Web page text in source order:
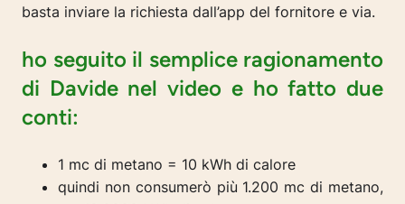
basta inviare la richiesta dall’app del fornitore e via.
ho seguito il semplice ragionamento
di Davide nel video e ho fatto due
conti:
1 mc di metano = 10 kWh di calore
quindi non consumerò più 1.200 mc di metano,